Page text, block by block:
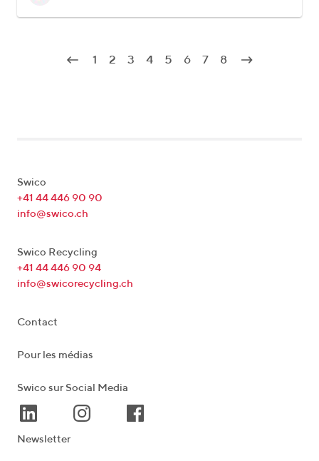
1 2 3 4 5 6 7 8
Swico
+41 44 446 90 90
info@swico.ch
Swico Recycling
+41 44 446 90 94
info@swicorecycling.ch
Contact
Pour les médias
Swico sur Social Media
Newsletter